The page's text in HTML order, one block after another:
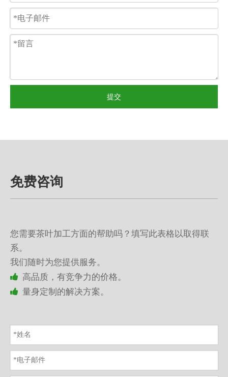
提交
免费咨询
您需要茶叶加工方面的帮助吗？填写此表格以取得联
系。
我们随时为您提供服务。
 高品质，有竞争力的价格。
 量身定制的解决方案。